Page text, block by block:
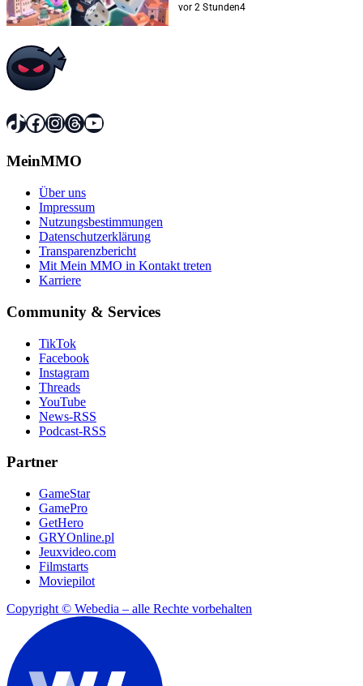
vor 2 Stunden4
TikTok
Facebook
Instagram
Threads
YouTube
MeinMMO
Über uns
Impressum
Nutzungsbestimmungen
Datenschutzerklärung
Transparenzbericht
Mit Mein MMO in Kontakt treten
Karriere
Community & Services
TikTok
Facebook
Instagram
Threads
YouTube
News-RSS
Podcast-RSS
Partner
GameStar
GamePro
GetHero
GRYOnline.pl
Jeuxvideo.com
Filmstarts
Moviepilot
Copyright © Webedia – alle Rechte vorbehalten